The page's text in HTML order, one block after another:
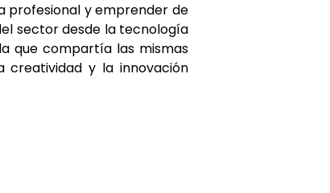
profesional y emprender de
sector desde la tecnología
que compartía las mismas
creatividad y la innovación